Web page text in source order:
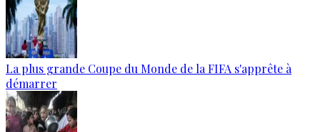
La plus grande Coupe du Monde de la FIFA s'apprête à
démarrer